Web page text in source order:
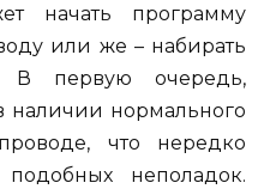
начать программу
или же – набирать
В первую очередь,
наличии нормального
что нередко
неполадок.